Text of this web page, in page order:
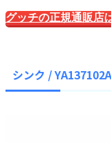
グッチの正規通販店
シンク / YA137102A